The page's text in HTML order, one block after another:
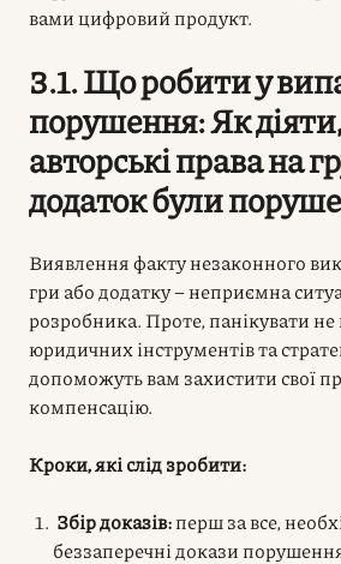
вами цифровий продукт.
3.1. Що робити у
порушення: Як
авторські права на
додаток були
Виявлення факту незаконного
гри або додатку – неприємна
розробника. Проте, панікувати не
юридичних інструментів та
допоможуть вам захистити свої
компенсацію.
Кроки, які слід зробити:
Збір доказів:перш за все,
беззаперечні докази